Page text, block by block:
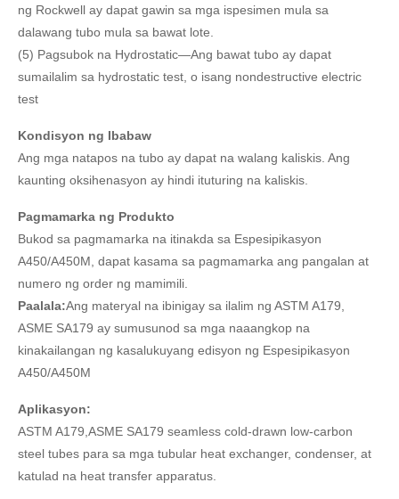
ng Rockwell ay dapat gawin sa mga ispesimen mula sa
dalawang tubo mula sa bawat lote.
(5) Pagsubok na Hydrostatic—Ang bawat tubo ay dapat
sumailalim sa hydrostatic test, o isang nondestructive electric
test
Kondisyon ng Ibabaw
Ang mga natapos na tubo ay dapat na walang kaliskis. Ang
kaunting oksihenasyon ay hindi ituturing na kaliskis.
Pagmamarka ng Produkto
Bukod sa pagmamarka na itinakda sa Espesipikasyon
A450/A450M, dapat kasama sa pagmamarka ang pangalan at
numero ng order ng mamimili.
Paalala:Ang materyal na ibinigay sa ilalim ng ASTM A179,
ASME SA179 ay sumusunod sa mga naaangkop na
kinakailangan ng kasalukuyang edisyon ng Espesipikasyon
A450/A450M
Aplikasyon:
ASTM A179,ASME SA179 seamless cold-drawn low-carbon
steel tubes para sa mga tubular heat exchanger, condenser, at
katulad na heat transfer apparatus.